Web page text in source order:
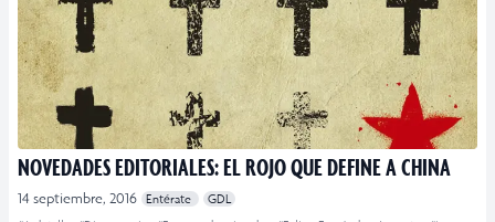
NOVEDADES EDITORIALES: EL ROJO QUE DEFINE A CHINA
14 septiembre, 2016 Entérate
GDL